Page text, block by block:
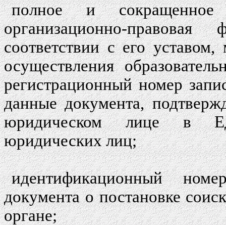
полное и сокращенное
организационно-
соответствии с его
осуществления
регистрационный номер
данные документа,
юридическом лице в
юридических лиц;
идентификационный
документа о постановке
органе;